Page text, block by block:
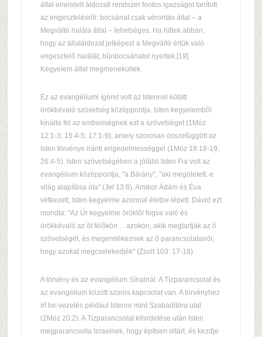
által elrendelt áldozati rendszer fontos igazságot tanított
az engesztelésrõl: bocsánat csak vérontás által – a
Megváltó halála által – lehetséges. Ha hittek abban,
hogy az állatáldozat jelképezi a Megváltó értük való
engesztelõ halálát, bûnbocsánatot nyertek.[19]
Kegyelem által megmenekültek.
Ez az evangéliumi ígéret volt az Istennel kötött
örökkévaló szövetség középpontja. Isten kegyelembõl
kínálta fel az emberiségnek ezt a szövetséget (1Móz
12:1-3; 15:4-5; 17:1-9), amely szorosan összefüggött az
Isten törvénye iránti engedelmességgel (1Móz 18:18-19;
26:4-5). Isten szövetségében a jótálló Isten Fia volt az
evangélium középpontja, "a Bárány", "aki megöletett, e
világ alapítása óta" (Jel 13:8). Amikor Ádám és Éva
vétkezett, Isten kegyelme azonnal életbe lépett. Dávid ezt
mondta: "Az Úr kegyelme öröktõl fogva való és
örökkévaló az õt félõkön… azokon, akik megtartják az õ
szövetségét, és megemlékeznek az õ parancsolatairól,
hogy azokat megcselekedjék" (Zsolt 103: 17-18).
A törvény és az evangélium Sínainál. A Tízparancsolat és
az evangélium között szoros kapcsolat van. A törvényhez
írt be-vezetés például Istenre mint Szabadítóra utal
(2Móz 20:2). A Tízparancsolat kihirdetése után Isten
megparancsolta Izraelnek, hogy építsen oltárt, és kezdje